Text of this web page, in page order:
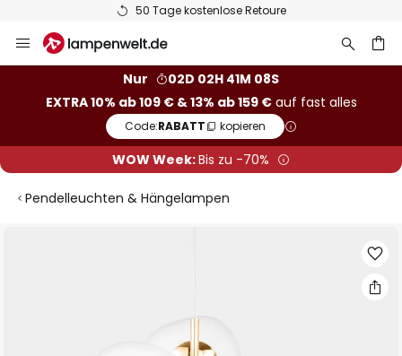
50 Tage kostenlose Retoure
Inhalt
Nur
02D 02H 41M 07S
EXTRA 10% ab 109 € & 13% ab 159 €auf fast alles
Code:RABATT kopieren
WOW Week:Bis zu -70%
Pendelleuchten & Hängelampen